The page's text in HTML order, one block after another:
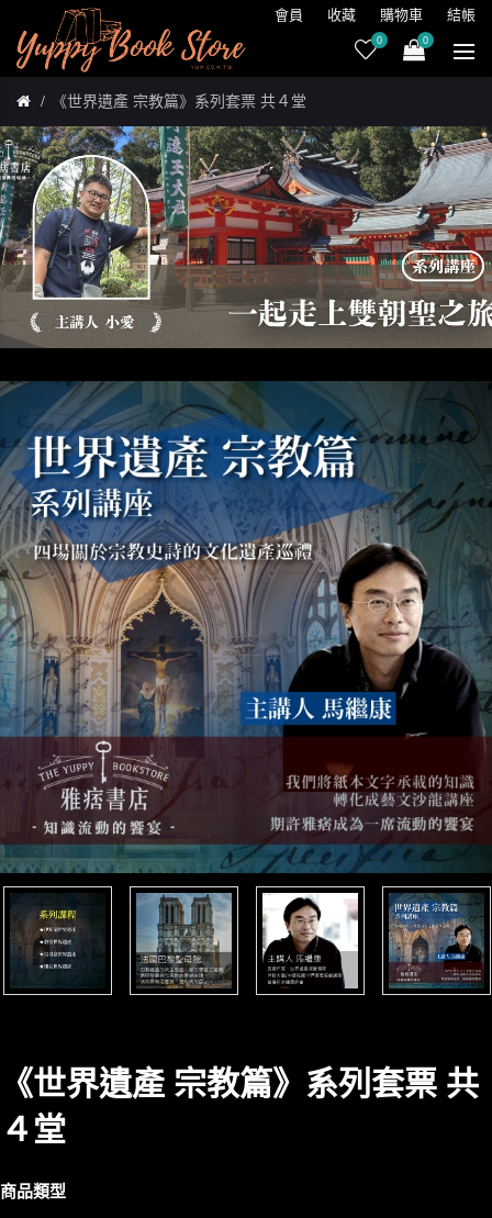
會員 收藏 購物車 結帳
0 0
《世界遺產 宗教篇》系列套票 共４堂
《世界遺產 宗教篇》系列套票 共
４堂
商品類型